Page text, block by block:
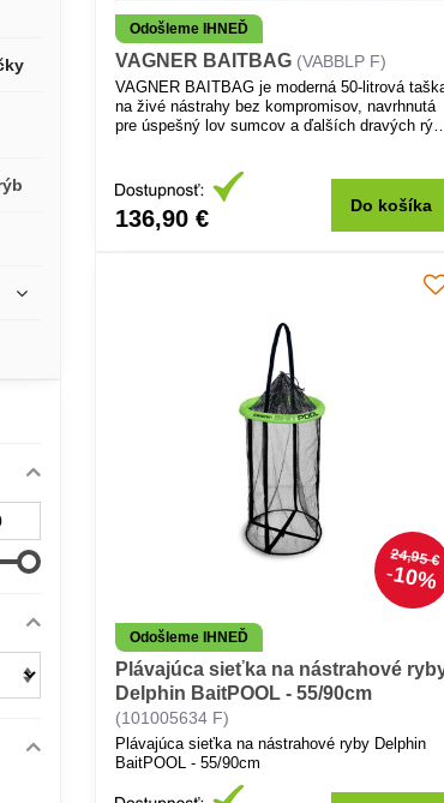
Odošleme IHNEĎ
VAGNER BAITBAG (VABBLP F)
VAGNER BAITBAG je moderná 50-litrová
na živé nástrahy bez kompromisov, navrhnutá
pre úspešný lov sumcov a ďalších dravých
súčasťou výbavy každého sumčiara a je
vhodná aj pre lovcov šťúk, ostriežov či
trofejných sumcov.
136,90 € Do košíka
24,95 €
10%
Odošleme IHNEĎ
Plávajúca sieťka na nástrahové
Delphin BaitPOOL - 55/90cm
(101005634 F)
Plávajúca sieťka na nástrahové ryby Delphin
BaitPOOL - 55/90cm